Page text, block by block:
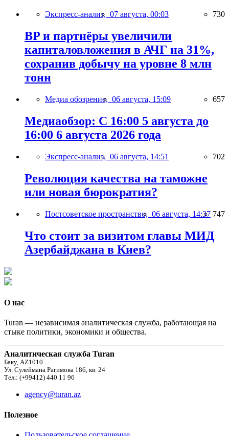
Экспресс-анализ, 07 августа, 00:03 730
BP и партнёры увеличили
капиталовложения в АЧГ на 31%,
сохранив добычу на уровне 8 млн
тонн
Медиа обозрение, 06 августа, 15:09 657
Медиаобзор: С 16:00 5 августа до
16:00 6 августа 2026 года
Экспресс-анализ, 06 августа, 14:51 702
Революция качества на таможне
или новая бюрократия?
Постсоветское пространство, 06 августа, 14:37 747
Что стоит за визитом главы МИД
Азербайджана в Киев?
О нас
Turan — независимая аналитическая служба, работающая на
стыке политики, экономики и общества.
Аналитическая служба Turan
Баку, AZ1010
Ул. Сулеймана Рагимова 186, кв. 24
Тел.: (+99412) 440 11 96
agency@turan.az
Полезное